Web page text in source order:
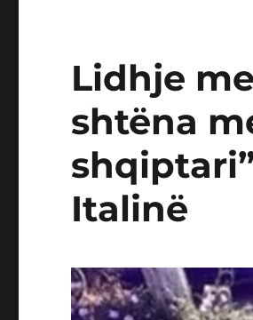
Lidhje
shtëna
Italinë